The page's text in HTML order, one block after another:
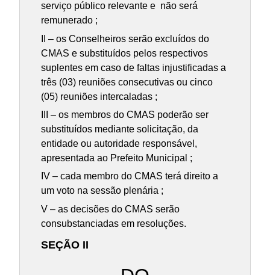
serviço público relevante e não será
remunerado ;
II – os Conselheiros serão excluídos do
CMAS e substituídos pelos respectivos
suplentes em caso de faltas injustificadas a
três (03) reuniões consecutivas ou cinco
(05) reuniões intercaladas ;
III – os membros do CMAS poderão ser
substituídos mediante solicitação, da
entidade ou autoridade responsável,
apresentada ao Prefeito Municipal ;
IV – cada membro do CMAS terá direito a
um voto na sessão plenária ;
V – as decisões do CMAS serão
consubstanciadas em resoluções.
SEÇÃO II